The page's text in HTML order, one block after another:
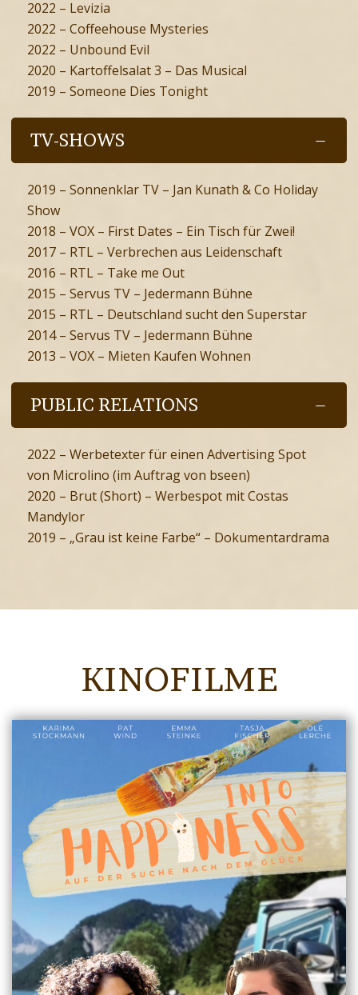
2022 – Levizia
2022 – Coffeehouse Mysteries
2022 – Unbound Evil
2020 – Kartoffelsalat 3 – Das Musical
2019 – Someone Dies Tonight
TV-SHOWS
2019 – Sonnenklar TV – Jan Kunath & Co Holiday
Show
2018 – VOX – First Dates – Ein Tisch für Zwei!
2017 – RTL – Verbrechen aus Leidenschaft
2016 – RTL – Take me Out
2015 – Servus TV – Jedermann Bühne
2015 – RTL – Deutschland sucht den Superstar
2014 – Servus TV – Jedermann Bühne
2013 – VOX – Mieten Kaufen Wohnen
PUBLIC RELATIONS
2022 – Werbetexter für einen Advertising Spot
von Microlino (im Auftrag von bseen)
2020 – Brut (Short) – Werbespot mit Costas
Mandylor
2019 – „Grau ist keine Farbe“ – Dokumentardrama
KINOFILME